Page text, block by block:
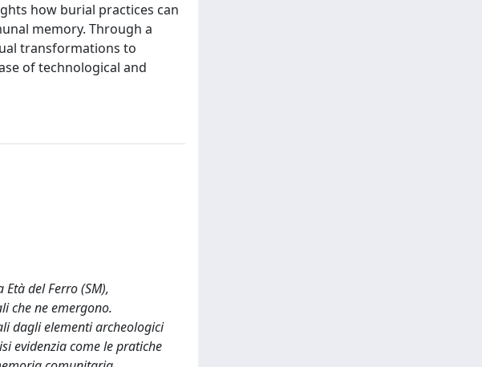
how burial practices can
memory. Through a
transformations to
of technological and
del Ferro (SM),
che ne emergono.
dagli elementi archeologici
evidenzia come le pratiche